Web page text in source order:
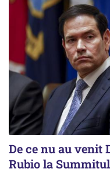
De ce nu au venit
Rubio la